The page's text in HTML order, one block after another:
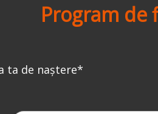
Program de
-3% la